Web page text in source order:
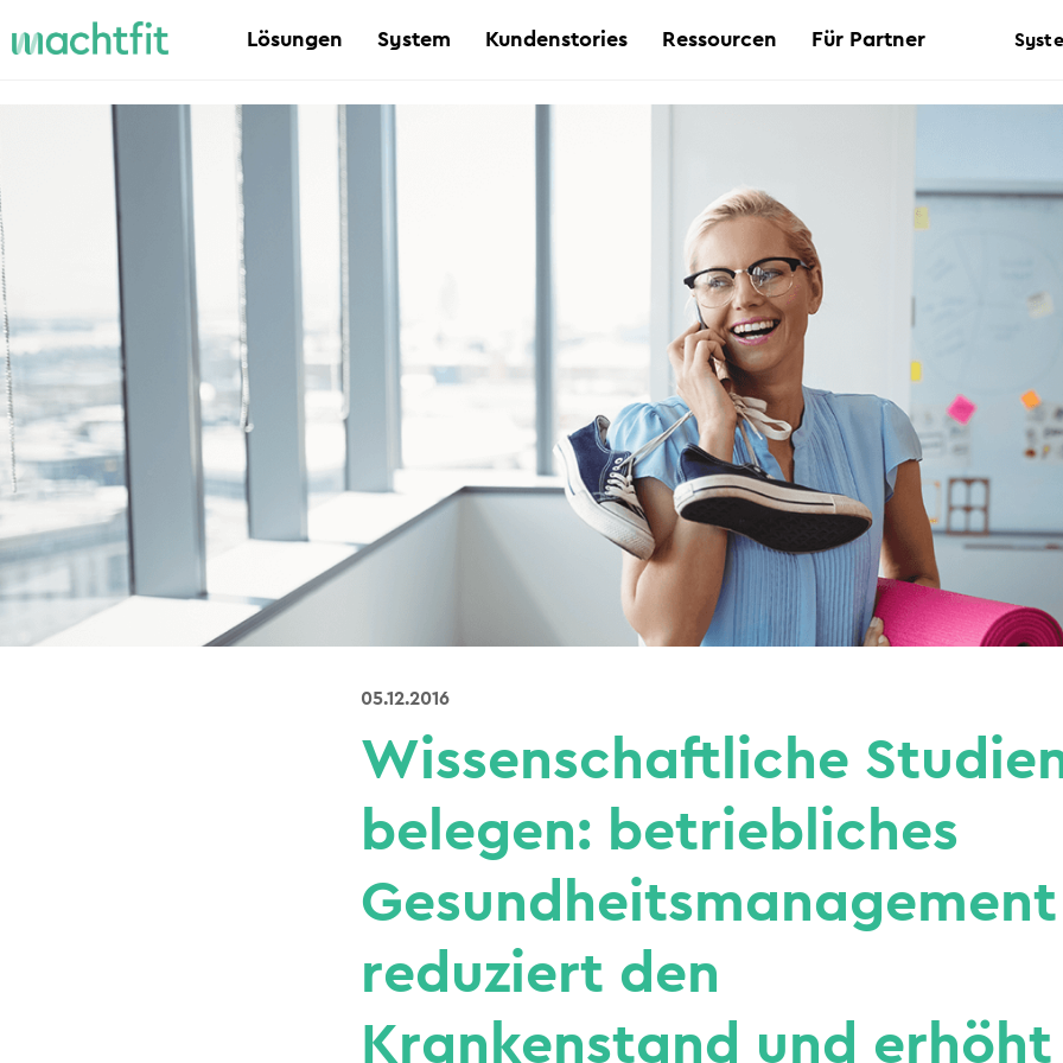
Lösungen System Kundenstories Ressourcen Für Partner
05.12.2016
Wissenschaftliche
belegen: betriebliches
Gesundheitsmanagement
reduziert den
Krankenstand und erhöht